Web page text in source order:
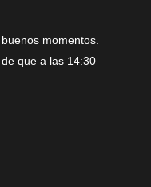
momentos.
que a las 14:30